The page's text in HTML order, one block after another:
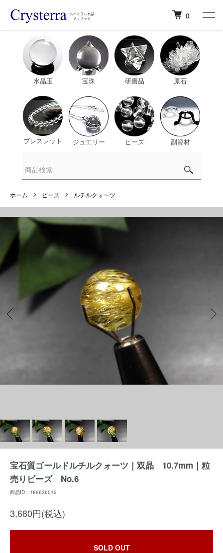
0
水晶玉 宝珠 研磨品 原石
ブレスレット ジュエリー ビーズ 副資材
ホーム ビーズ ルチルクォーツ
宝石質ゴールドルチルクォーツ｜双晶 10.7mm｜粒
売りビーズ No.6
商品ID：189636012
3,680円(税込)
SOLD OUT